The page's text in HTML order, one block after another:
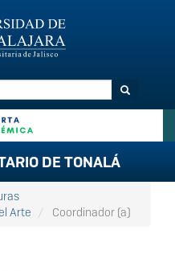
Buscar
DE TONALÁ
Arte
Coordinador (a)